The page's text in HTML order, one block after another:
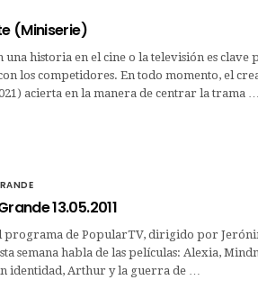
(Miniserie)
una historia en el cine o la televisión es clave
los competidores. En todo momento, el
acierta en la manera de centrar la trama …
13.05.2011
programa de PopularTV, dirigido por
semana habla de las películas: Alexia,
identidad, Arthur y la guerra de …